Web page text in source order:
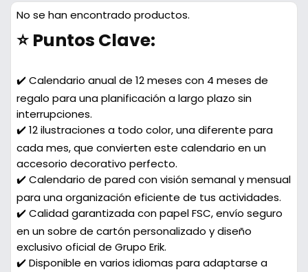
No se han encontrado productos.
⭐ Puntos Clave:
✔️ Calendario anual de 12 meses con 4 meses de
regalo para una planificación a largo plazo sin
interrupciones.
✔️ 12 ilustraciones a todo color, una diferente para
cada mes, que convierten este calendario en un
accesorio decorativo perfecto.
✔️ Calendario de pared con visión semanal y mensual
para una organización eficiente de tus actividades.
✔️ Calidad garantizada con papel FSC, envío seguro
en un sobre de cartón personalizado y diseño
exclusivo oficial de Grupo Erik.
✔️ Disponible en varios idiomas para adaptarse a